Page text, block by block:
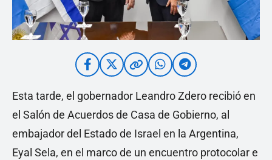
Esta tarde, el gobernador Leandro Zdero recibió en
el Salón de Acuerdos de Casa de Gobierno, al
embajador del Estado de Israel en la Argentina,
Eyal Sela, en el marco de un encuentro protocolar e